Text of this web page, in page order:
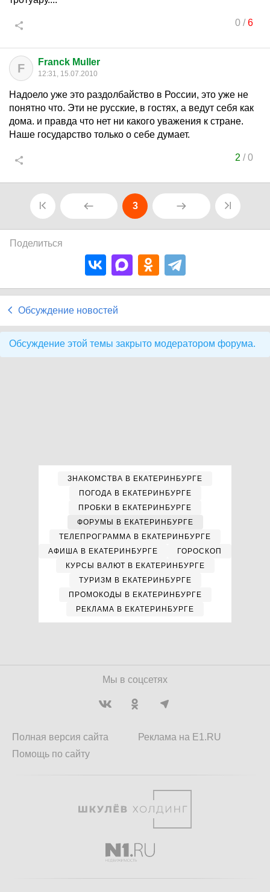
0/6
F Franck Muller
12:31, 15.07.2010
Надоело уже это раздолбайство в России, это уже не
понятно что. Эти не русские, в гостях, а ведут себя как
дома. и правда что нет ни какого уважения к стране.
Наше государство только о себе думает.
2 /0
3
Поделиться
Обсуждение новостей
Обсуждение этой темы закрыто модератором форума.
ЗНАКОМСТВА В ЕКАТЕРИНБУРГЕ
ПОГОДА В ЕКАТЕРИНБУРГЕ
ПРОБКИ В ЕКАТЕРИНБУРГЕ
ФОРУМЫ В ЕКАТЕРИНБУРГЕ
ТЕЛЕПРОГРАММА В ЕКАТЕРИНБУРГЕ
АФИША В ЕКАТЕРИНБУРГЕ
ГОРОСКОП
КУРСЫ ВАЛЮТ В ЕКАТЕРИНБУРГЕ
ТУРИЗМ В ЕКАТЕРИНБУРГЕ
ПРОМОКОДЫ В ЕКАТЕРИНБУРГЕ
РЕКЛАМА В ЕКАТЕРИНБУРГЕ
Мы в соцсетях
Полная версия сайта
Помощь по сайту
Реклама на E1.RU